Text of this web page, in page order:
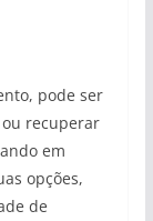
pode ser
recuperar
em
opções,
de